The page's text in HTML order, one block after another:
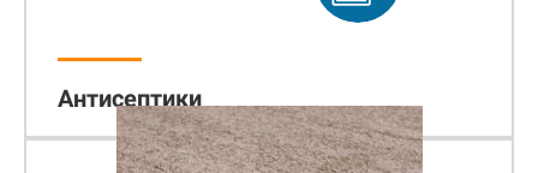
Антисептики